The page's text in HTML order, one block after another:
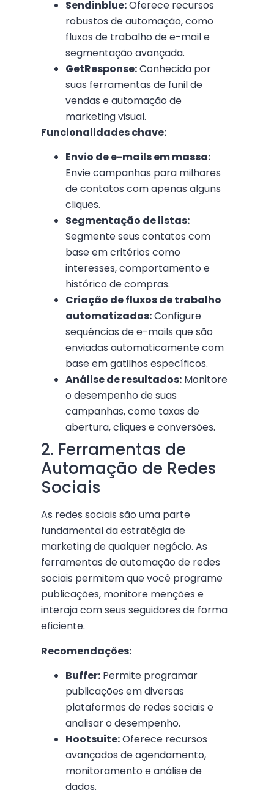
Sendinblue:Oferece recursos
robustos de automação, como
fluxos de trabalho de e-mail e
segmentação avançada.
GetResponse:Conhecida por
suas ferramentas de funil de
vendas e automação de
marketing visual.
Funcionalidades chave:
Envio de e-mails em massa:
Envie campanhas para milhares
de contatos com apenas alguns
cliques.
Segmentação de listas:
Segmente seus contatos com
base em critérios como
interesses, comportamento e
histórico de compras.
Criação de fluxos de trabalho
automatizados:Configure
sequências de e-mails que são
enviadas automaticamente com
base em gatilhos específicos.
Análise de resultados: Monitore
o desempenho de suas
campanhas, como taxas de
abertura, cliques e conversões.
2. Ferramentas de
Automação de Redes
Sociais
As redes sociais são uma parte
fundamental da estratégia de
marketing de qualquer negócio. As
ferramentas de automação de redes
sociais permitem que você programe
publicações, monitore menções e
interaja com seus seguidores de forma
eficiente.
Recomendações:
Buffer: Permite programar
publicações em diversas
plataformas de redes sociais e
analisar o desempenho.
Hootsuite:Oferece recursos
avançados de agendamento,
monitoramento e análise de
dados.